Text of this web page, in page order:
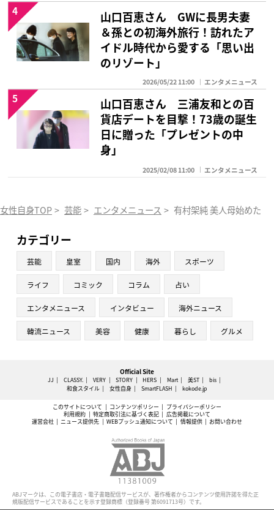
山口百恵さん GWに長男夫妻
＆孫との初海外旅行！訪れたア
イドル時代から愛する「思い出
のリゾート」
2026/05/22 11:00 エンタメニュース
4
山口百恵さん 三浦友和との百
貨店デートを目撃！73歳の誕生
日に贈った「プレゼントの中
身」
2025/02/08 11:00 エンタメニュース
5
女性自身TOP > 芸能 > エンタメニュース > 有村架純 美人母始めた
カテゴリー
芸能 皇室 国内 海外 スポーツ
ライフ コミック コラム 占い
エンタメニュース インタビュー 海外ニュース
韓流ニュース 美容 健康 暮らし グルメ
Official Site
JJ CLASSY. VERY STORY HERS Mart 美ST
bis
和食スタイル
女性自身 SmartFLASH kokode.jp
このサイトについて コンテンツポリシー
プライバシーポリシー
利用規約
特定商取引法に基づく表記
広告掲載について
運営会社
ニュース提供先 WEBプッシュ通知について 情報提供 お問い合わせ
ABJマークは、この電子書店・電子書籍配信サービスが、著作権者からコンテンツ使用許諾を得た正
規版配信サービスであることを示す登録商標（登録番号 第6091713号）です。